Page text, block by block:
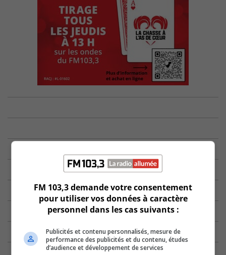
FM 103,3 demande votre consentement
pour utiliser vos données à caractère
personnel dans les cas suivants :
Publicités et contenu personnalisés, mesure de
performance des publicités et du contenu, études
d’audience et développement de services